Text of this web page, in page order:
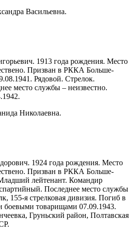
Васильевна.
1913 года рождения. Место
Призван в РККА Больше-
Рядовой. Стрелок.
место службы – неизвестно.
Николаевна.
1924 года рождения. Место
Призван в РККА Больше-
лейтенант. Командир
Последнее место службы
155-я стрелковая дивизия. Погиб в
боевыми товарищами 07.09.1943.
Груньский район, Полтавская